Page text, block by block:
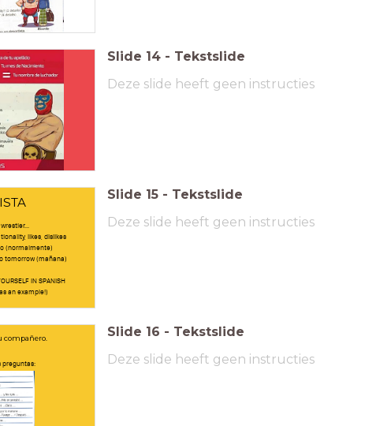
Slide 14 - Tekstslide
Deze slide heeft geen instructies
likes, dislikes
(normalmente)
tomorrow (mañana)
IN SPANISH
an example!)
Slide 15 - Tekstslide
Deze slide heeft geen instructies
compañero.
preguntas:
Slide 16 - Tekstslide
Deze slide heeft geen instructies